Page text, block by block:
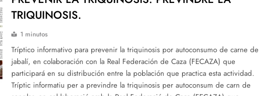
TRIQUINOSIS.
1 minutos
Tríptico informativo para prevenir la triquinosis por autoconsumo de carne de
jabalí, en colaboración con la Real Federación de Caza (FECAZA) que
participará en su distribución entre la población que practica esta actividad.
Tríptic informatiu per a previndre la triquinosis per autoconsum de carn de